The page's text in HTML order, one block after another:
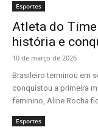
Esportes
Atleta do Time
história e
10 de março de 2026
Brasileiro terminou em
conquistou a primeira
feminino, Aline Rocha
Esportes